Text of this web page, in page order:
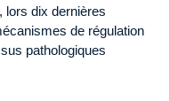
lors dix dernières
de régulation
pathologiques